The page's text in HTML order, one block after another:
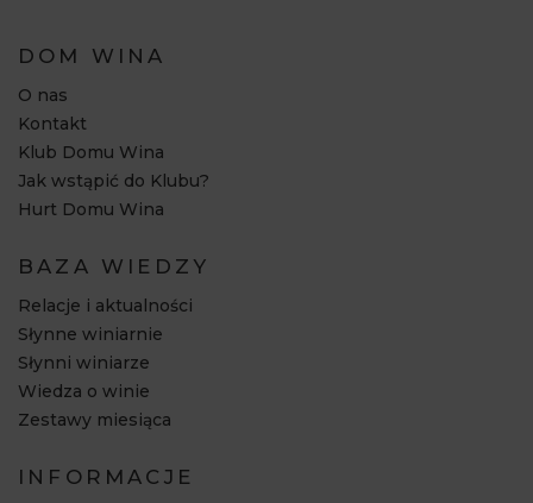
DOM WINA
O nas
Kontakt
Klub Domu Wina
Jak wstąpić do Klubu?
Hurt Domu Wina
BAZA WIEDZY
Relacje i aktualności
Słynne winiarnie
Słynni winiarze
Wiedza o winie
Zestawy miesiąca
INFORMACJE